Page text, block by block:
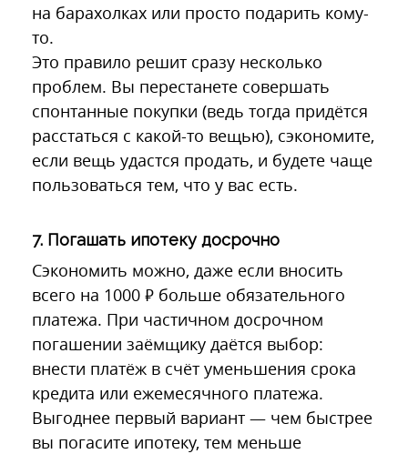
на барахолках или просто подарить кому-
то.
Это правило решит сразу несколько
проблем. Вы перестанете совершать
спонтанные покупки (ведь тогда придётся
расстаться с какой-то вещью), сэкономите,
если вещь удастся продать, и будете чаще
пользоваться тем, что у вас есть.
7. Погашать ипотеку досрочно
Сэкономить можно, даже если вносить
всего на 1000 ₽ больше обязательного
платежа. При частичном досрочном
погашении заёмщику даётся выбор:
внести платёж в счёт уменьшения срока
кредита или ежемесячного платежа.
Выгоднее первый вариант — чем быстрее
вы погасите ипотеку, тем меньше